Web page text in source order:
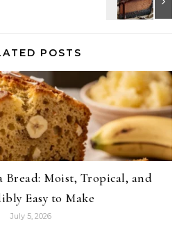
POSTS
Bread: Moist, Tropical, and
Easy to Make
July 5, 2026